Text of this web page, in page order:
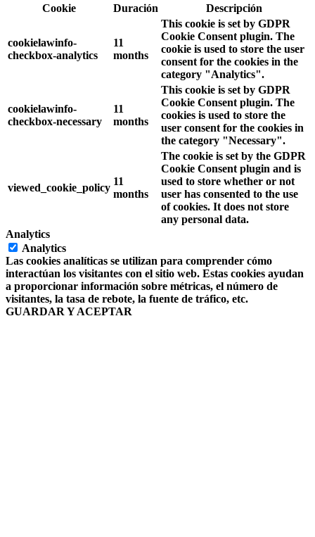
Cookie
Duración Descripción
cookielawinfo-
checkbox-analytics
11
months
This cookie is set by GDPR
Cookie Consent plugin. The
cookie is used to store the user
consent for the cookies in the
category "Analytics".
cookielawinfo-
checkbox-necessary
11
months
This cookie is set by GDPR
Cookie Consent plugin. The
cookies is used to store the
user consent for the cookies in
the category "Necessary".
viewed_cookie_policy
11
months
The cookie is set by the GDPR
Cookie Consent plugin and is
used to store whether or not
user has consented to the use
of cookies. It does not store
any personal data.
Analytics
Analytics
Las cookies analíticas se utilizan para comprender cómo
interactúan los visitantes con el sitio web. Estas cookies ayudan
a proporcionar información sobre métricas, el número de
visitantes, la tasa de rebote, la fuente de tráfico, etc.
GUARDAR Y ACEPTAR